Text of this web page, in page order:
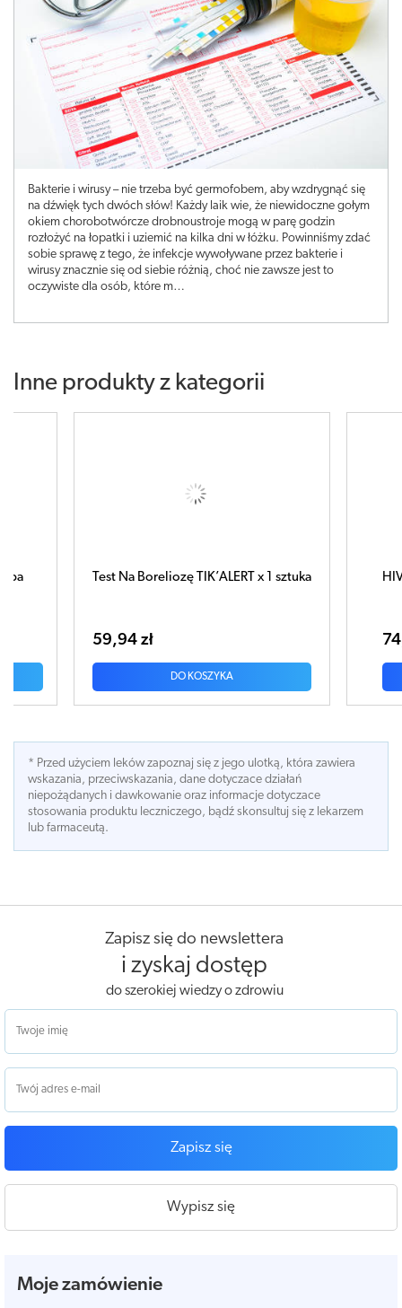
Bakterie i wirusy – nie trzeba być germofobem, aby wzdrygnąć się
na dźwięk tych dwóch słów! Każdy laik wie, że niewidoczne gołym
okiem chorobotwórcze drobnoustroje mogą w parę godzin
rozłożyć na łopatki i uziemić na kilka dni w łóżku. Powinniśmy zdać
sobie sprawę z tego, że infekcje wywoływane przez bakterie i
wirusy znacznie się od siebie różnią, choć nie zawsze jest to
oczywiste dla osób, które m…
Inne produkty z kategorii
1 sztuka HIV Test Domowy 3w1 x 1 sztuka
74,82 zł
DO KOSZYKA
* Przed użyciem leków zapoznaj się z jego ulotką, która zawiera
wskazania, przeciwskazania, dane dotyczace działań
niepożądanych i dawkowanie oraz informacje dotyczace
stosowania produktu leczniczego, bądź skonsultuj się z lekarzem
lub farmaceutą.
Zapisz się do newslettera
i zyskaj dostęp
do szerokiej wiedzy o zdrowiu
Zapisz się
Wypisz się
Moje zamówienie